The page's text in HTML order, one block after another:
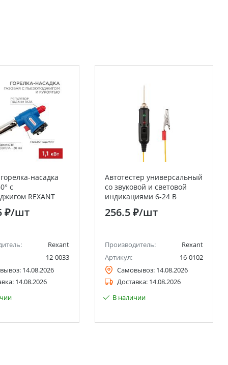
насадка
с
REXANT
₽/шт
Rexant
12-0033
14.08.2026
14.08.2026
Автотестер универсальный
со звуковой и световой
индикациями 6-24 В
256.5 ₽/шт
Производитель:
Rexant
Артикул:
16-0102
Самовывоз: 14.08.2026
Доставка: 14.08.2026
В наличии